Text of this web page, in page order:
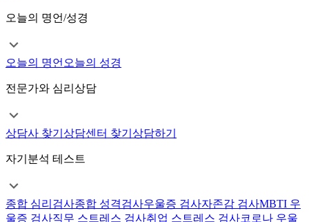
오늘의 명언/성경
오늘의 명언 오늘의 성경
전문가와 심리상담
상담사 찾기 상담센터 찾기 상담하기
자기분석 테스트
종합 심리검사종합 성격검사우울증 검사자존감 검사MBTI 우
울증 검사직무 스트레스 검사취업 스트레스 검사코로나 우울